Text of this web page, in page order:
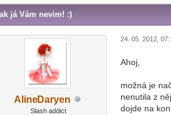
já Vám nevim! :)
AlineDaryen
Slash addict
24. 05. 2012,
Ahoj,
možná je
nenutila z
dojde na